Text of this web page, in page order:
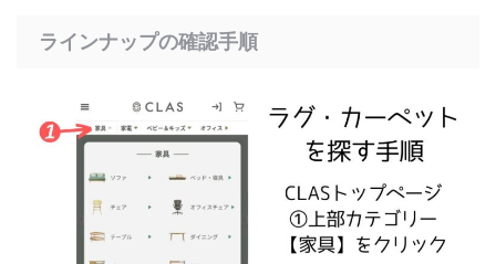
ラインナップの確認手順